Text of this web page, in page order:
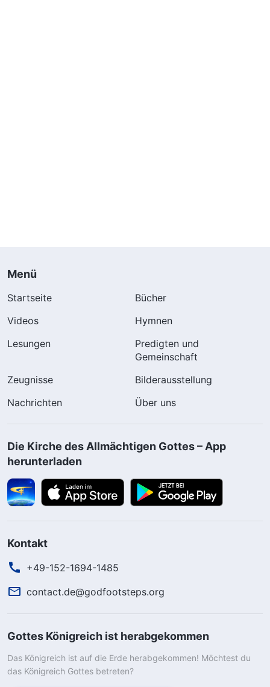
Menü
Startseite
Bücher
Videos
Hymnen
Lesungen
Predigten und
Gemeinschaft
Zeugnisse
Bilderausstellung
Nachrichten
Über uns
Die Kirche des Allmächtigen Gottes – App
herunterladen
Kontakt
+49-152-1694-1485
contact.de@godfootsteps.org
Gottes Königreich ist herabgekommen
Das Königreich ist auf die Erde herabgekommen! Möchtest du
das Königreich Gottes betreten?